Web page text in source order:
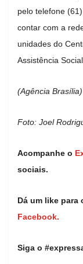
pelo telefone
contar com a
unidades do
Assistência
(Agência Brasília)
Foto: Joel
Acompanhe o
sociais.
Dá um like para
Facebook.
Siga o